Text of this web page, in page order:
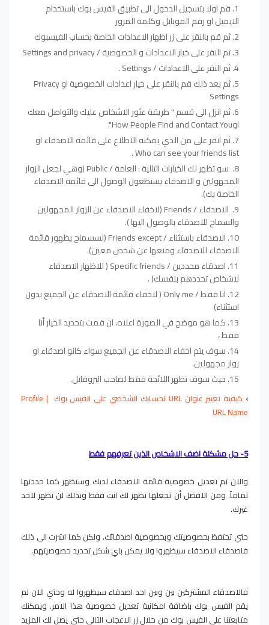
قم اولا بتسجيل الدخول الى تطبيق الفيس بوك باستخدام
الايميل او رقم الموبايل وكلمة المرور
ثم قم بالنقر على زر اظهار الاعدادات الخاصة بحساب الفيسبوك
ثم النقر على خيار الاعدادات و الخصوصية / Settings and privacy
ثم النقر على الاعدادات / Settings .
ثم بعد ذلك قم بالنقر على خيار اعدادات الخصوصية او Privacy
Settings
ثم انزل الى قسم " طريقة عثور الاشخاص عليك والتواصل معك
اوHow People Find and Contact You".
ثم انقر على من الذي يمكنه الاطلاع على قائمة الاصدقاء او
Who can see your friends list .
سو تظهر لك الخيارات التالية : العامة / Public (وهي لجعل الزوار
المجهولين و الاصدقاء يستطعون الوصول الى قائمة الاصدقاء
الخاصة بك).
الاصدقاء / Friends (لاخفاء الاصدقاء عن الزوار المجهولين
والسماح للاصدقاء بالوصول اليها ).
الاصدقاء باستثناء / Friends except (لسسماح بظهور قائمة
الاصدقاء للاصدقاء ومنعها عن شخص معين).
اصدقاء محددين / Specific friends ( للاظهار الاصدقاء
لاشخاص تحددهم بنفسك) .
انا فقط / Only me ( لاخفاء قائمة الاصدقاء عن الجميع بدون
استثناء)
كما هو موضح في الصورة اعلاه، ان قمت بتحديد الخيار أنا
فقط ،
سوف يتم اخفاء الاصدقاء عن الجميع سواء كانو اصدقاء او
زوار مجهولين.
حيث سوف تظهر اللائحة فقط لصاحب البروفايل.
›
كيفية تغيير عنوان URL لحسابك الشخصي على الفيس بوك | Profile
URL Name
5- حل مشكلة اضف الاشخاص الذين تعرفهم فقط
والان تم تعديل خصوصية قائمة الاصدقاء لديك وستظهر كما حددتها
تماماً. ومن الافضل أن تجعلها تظهر لك انت فقط وبذلك لن تظهر لاحد
غيرك.
حتي تحتفظ بخصوصيتك وبخصوصية اصدقائك. ولكن كما اشرت الي ذلك
فاصدقاء الاصدقاء سيظهروا ولا يمكن باي شكل تحديد خصوصيتهم.
فالاصدقاء المشتركين بين وبين احد اصدقاء سيظهروا له وحتي الان لم
يقم الفيس بوك باضافة امكانية تعديل خصوصية هذا الامر. ويمكنك
متابعتنا علي الفيس بوك من خلال زر الاعجاب التالي حتي يصل لك المزيد